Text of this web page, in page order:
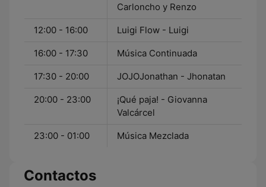
Carloncho y Renzo
12:00 - 16:00 Luigi Flow - Luigi
16:00 - 17:30 Música Continuada
17:30 - 20:00 JOJOJonathan - Jhonatan
20:00 - 23:00
¡Qué paja! - Giovanna
Valcárcel
23:00 - 01:00 Música Mezclada
Contactos